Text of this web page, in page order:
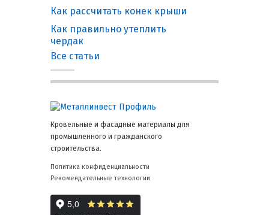
Как рассчитать конек крыши
Как правильно утеплить
чердак
Все статьи
Кровельные и фасадные материалы для
промышленного и гражданского
строительства.
Политика конфиденциальности
Рекомендательные технологии